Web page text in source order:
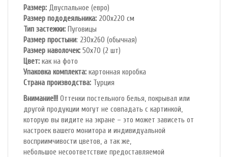
Размер: Двуспальное (евро)
Размер пододеяльника: 200х220 см
Тип застежки: Пуговицы
Размер простыни: 230х260 (обычная)
Размер наволочек: 50х70 (2 шт)
Цвет: как на фото
Упаковка комплекта: картонная коробка
Cтрана производства: Турция
Внимание!!! Оттенки постельного белья, покрывал или
другой продукции могут не совпадать с картинкой,
которую вы видите на экране – это может зависеть от
настроек вашего монитора и индивидуальной
восприимчивости цветов, а так же,
небольшое несоответствие предоставляемой